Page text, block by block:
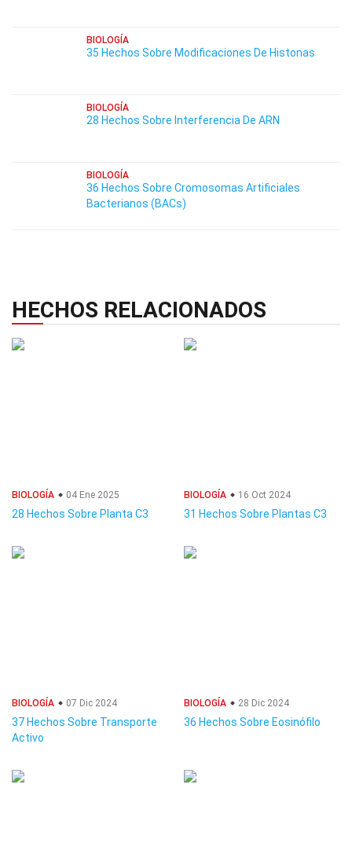
BIOLOGÍA
35 Hechos Sobre Modificaciones De Histonas
BIOLOGÍA
28 Hechos Sobre Interferencia De ARN
BIOLOGÍA
36 Hechos Sobre Cromosomas Artificiales
Bacterianos (BACs)
HECHOS RELACIONADOS
BIOLOGÍA 04 Ene 2025
28 Hechos Sobre Planta C3
BIOLOGÍA 16 Oct 2024
31 Hechos Sobre Plantas C3
BIOLOGÍA 07 Dic 2024
37 Hechos Sobre Transporte
Activo
BIOLOGÍA 28 Dic 2024
36 Hechos Sobre Eosinófilo